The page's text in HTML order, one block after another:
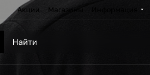
Акции Магазины